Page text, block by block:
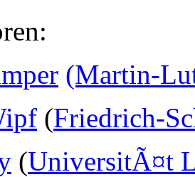
(Martin-
(Friedrich-
(UniversitÃ¤t